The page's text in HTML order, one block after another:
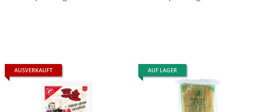
AUSVERKAUFT AUF LAGER